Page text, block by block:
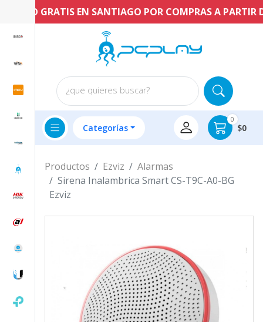
GRATIS EN SANTIAGO POR COMPRAS A PARTIR
¿que quieres buscar?
Categorías
0
$0
Productos Ezviz
Alarmas
Sirena Inalambrica Smart CS-T9C-A0-BG
Ezviz